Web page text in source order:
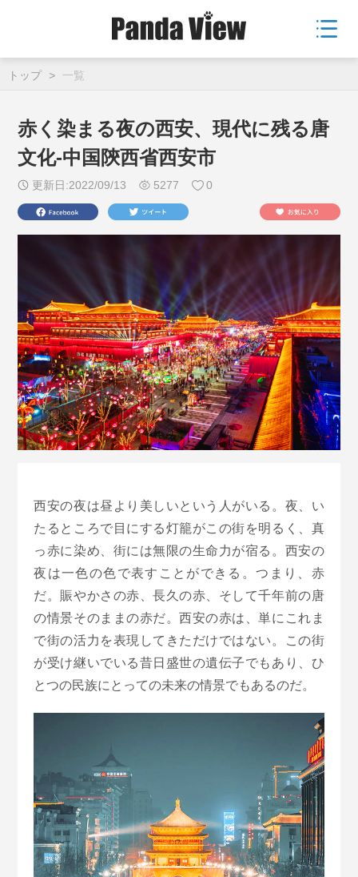
トップ > 一覧
赤く染まる夜の西安、現代に残る唐
文化-中国陝西省西安市
更新日:2022/09/13 5277 0
西安の夜は昼より美しいという人がいる。夜、い
たるところで目にする灯籠がこの街を明るく、真
っ赤に染め、街には無限の生命力が宿る。西安の
夜は一色の色で表すことができる。つまり、赤
だ。賑やかさの赤、長久の赤、そして千年前の唐
の情景そのままの赤だ。西安の赤は、単にこれま
で街の活力を表現してきただけではない。この街
が受け継いでいる昔日盛世の遺伝子でもあり、ひ
とつの民族にとっての未来の情景でもあるのだ。